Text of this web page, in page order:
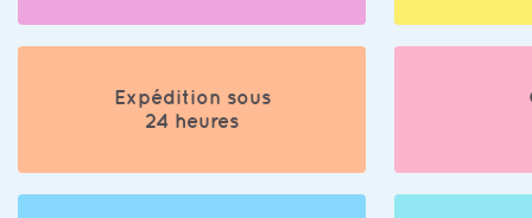
Expédition sous
24 heures